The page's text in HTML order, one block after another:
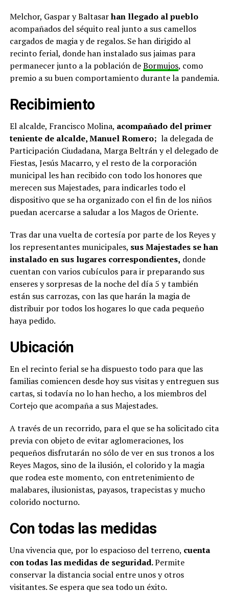
Melchor, Gaspar y Baltasarhan llegado al pueblo
acompañados del séquito real junto a sus camellos
cargados de magia y de regalos. Se han dirigido al
recinto ferial, donde han instalado sus jaimas para
permanecer junto a la población deBormujos, como
premio a su buen comportamiento durante la pandemia.
Recibimiento
El alcalde, Francisco Molina, acompañado del primer
teniente de alcalde, Manuel Romero; la delegada de
Participación Ciudadana, Marga Beltrán y el delegado de
Fiestas, Jesús Macarro, y el resto de la corporación
municipal les han recibido con todo los honores que
merecen sus Majestades, para indicarles todo el
dispositivo que se ha organizado con el fin de los niños
puedan acercarse a saludar a los Magos de Oriente.
Tras dar una vuelta de cortesía por parte de los Reyes y
los representantes municipales, sus Majestades se han
instalado en sus lugares correspondientes, donde
cuentan con varios cubículos para ir preparando sus
enseres y sorpresas de la noche del día 5 y también
están sus carrozas, con las que harán la magia de
distribuir por todos los hogares lo que cada pequeño
haya pedido.
Ubicación
En el recinto ferial se ha dispuesto todo para que las
familias comiencen desde hoy sus visitas y entreguen sus
cartas, si todavía no lo han hecho, a los miembros del
Cortejo que acompaña a sus Majestades.
A través de un recorrido, para el que se ha solicitado cita
previa con objeto de evitar aglomeraciones, los
pequeños disfrutarán no sólo de ver en sus tronos a los
Reyes Magos, sino de la ilusión, el colorido y la magia
que rodea este momento, con entretenimiento de
malabares, ilusionistas, payasos, trapecistas y mucho
colorido nocturno.
Con todas las medidas
Una vivencia que, por lo espacioso del terreno, cuenta
con todas las medidas de seguridad.Permite
conservar la distancia social entre unos y otros
visitantes. Se espera que sea todo un éxito.